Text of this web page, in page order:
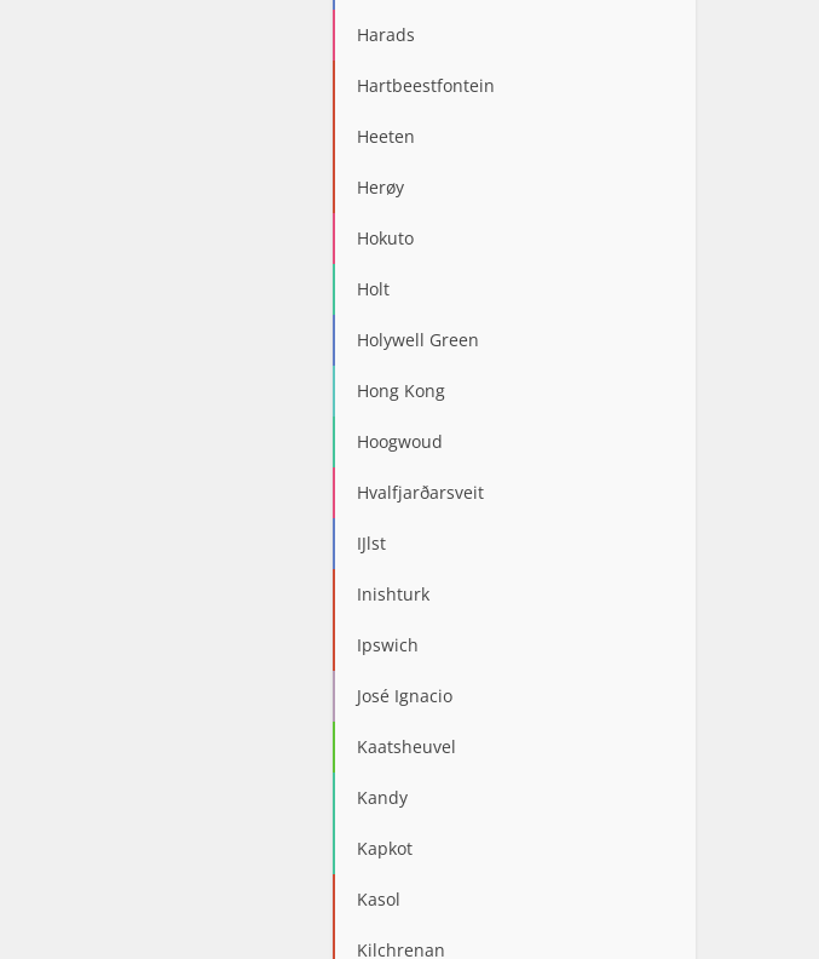
Harads
Hartbeestfontein
Heeten
Herøy
Hokuto
Holt
Holywell Green
Hong Kong
Hoogwoud
Hvalfjarðarsveit
IJlst
Inishturk
Ipswich
José Ignacio
Kaatsheuvel
Kandy
Kapkot
Kasol
Kilchrenan